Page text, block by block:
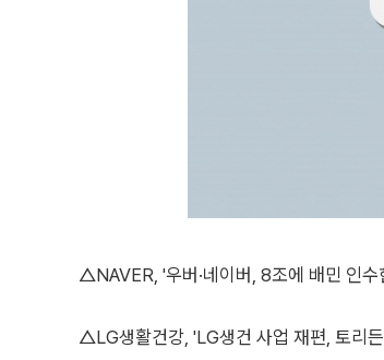
△NAVER, '우버·네이버, 8조에 배민 인
△LG생활건강, 'LG생건 사업 재편, 토리